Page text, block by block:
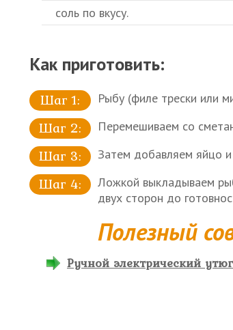
соль по вкусу.
Как приготовить:
Рыбу (филе трески или
Перемешиваем со
Затем добавляем яйцо и
Ложкой выкладываем
двух сторон до
Полезный
Ручной электрический